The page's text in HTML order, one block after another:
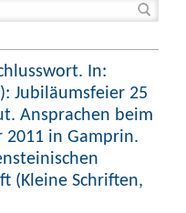
In:
Jubiläumsfeier 25
Ansprachen beim
2011 in Gamprin.
(Kleine Schriften,